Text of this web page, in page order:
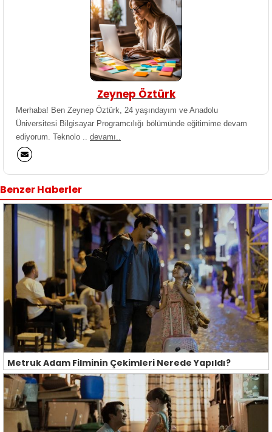
Zeynep Öztürk
Merhaba! Ben Zeynep Öztürk, 24 yaşındayım ve Anadolu
Üniversitesi Bilgisayar Programcılığı bölümünde eğitimime devam
ediyorum. Teknolo .. devamı..
Benzer Haberler
Metruk Adam Filminin Çekimleri Nerede Yapıldı?